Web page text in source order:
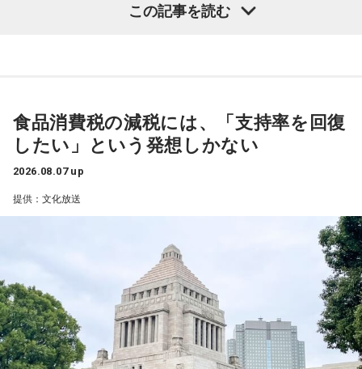
8月24日（月）はTV番組でのウォーキングロケを観た高田文
25日（火）は、「サンキュー！」の決めフレーズと全力キャ
ラでおなじみのパンサー尾形貴弘がメジャー1stデジタルシン
グル「サンキューロック!!」を引っ提げて登場。数々のバラエ
ティ番組で存在感を発揮してきたエネルギッシュな魅力で、
スタジオを明るく盛り上げる。
26日（水）は、今年6月に落語協会会長に就任した林家正蔵
が登場し、落語芸術協会会長の春風亭昇太との会長対談が実
現する。落語界を牽引する2人が落語への想いや未来を語り合
う。林家正蔵の軽妙な語り口と確かな話芸で、 『ビバリー昼
ズ』ならではの“昼の寄席”のようなひとときを届ける。
この記事を読む
食品消費税の減税には、「支持率を回復
したい」という発想しかない
2026.08.07 up
提供：文化放送